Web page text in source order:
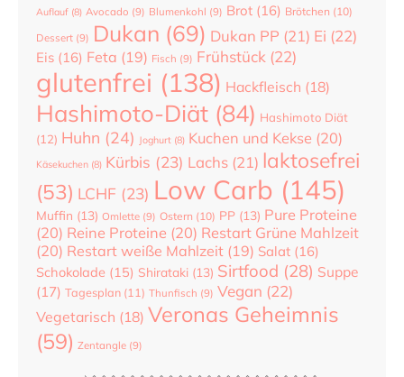
Auflauf (8) Avocado (9) Blumenkohl (9) Brot (16) Brötchen (10)
Dessert (9) Dukan (69) Dukan PP (21) Ei (22)
Eis (16) Feta (19) Fisch (9) Frühstück (22)
glutenfrei (138) Hackfleisch (18)
Hashimoto-Diät (84) Hashimoto Diät
(12) Huhn (24) Joghurt (8) Kuchen und Kekse (20)
Käsekuchen (8) Kürbis (23) Lachs (21) laktosefrei
(53) LCHF (23) Low Carb (145)
Muffin (13) Omlette (9) Ostern (10) PP (13) Pure Proteine
(20) Reine Proteine (20) Restart Grüne Mahlzeit
(20) Restart weiße Mahlzeit (19) Salat (16)
Schokolade (15) Shirataki (13) Sirtfood (28) Suppe
(17) Tagesplan (11) Thunfisch (9) Vegan (22)
Vegetarisch (18) Veronas Geheimnis
(59) Zentangle (9)